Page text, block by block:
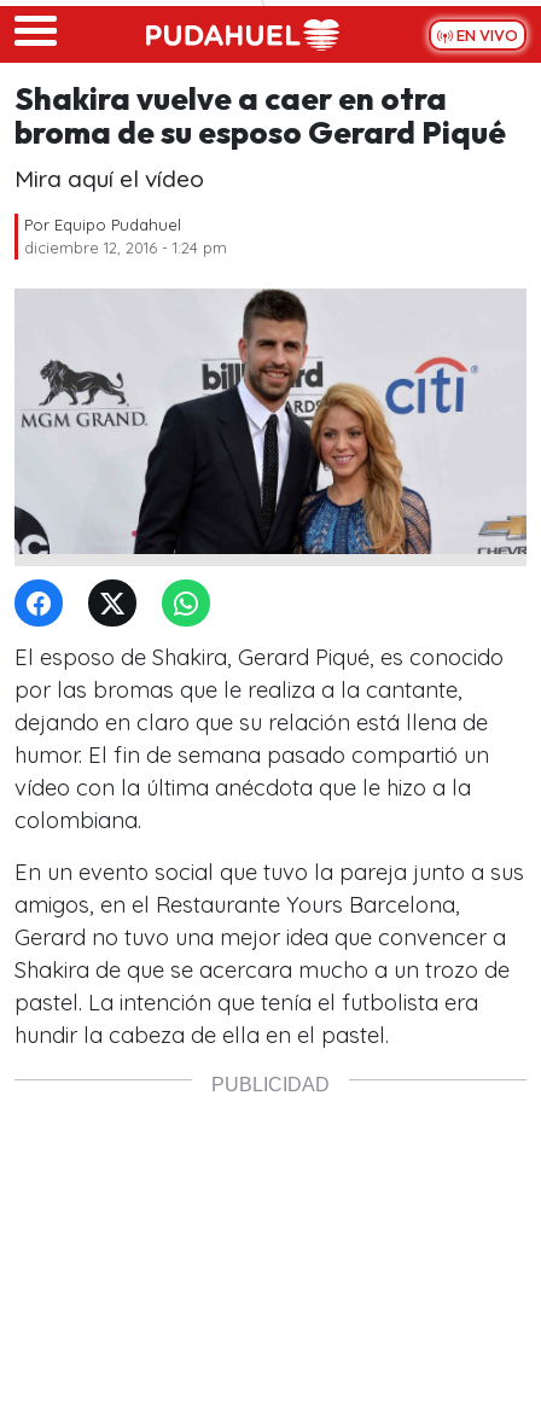
Skip to main content
EN VIVO
Shakira vuelve a caer en otra
broma de su esposo Gerard Piqué
Mira aquí el vídeo
Por Equipo Pudahuel
diciembre 12, 2016 - 1:24 pm
El esposo de Shakira, Gerard Piqué, es conocido
por las bromas que le realiza a la cantante,
dejando en claro que su relación está llena de
humor. El fin de semana pasado compartió un
vídeo con la última anécdota que le hizo a la
colombiana.
En un evento social que tuvo la pareja junto a sus
amigos, en el Restaurante Yours Barcelona,
Gerard no tuvo una mejor idea que convencer a
Shakira de que se acercara mucho a un trozo de
pastel. La intención que tenía el futbolista era
hundir la cabeza de ella en el pastel.